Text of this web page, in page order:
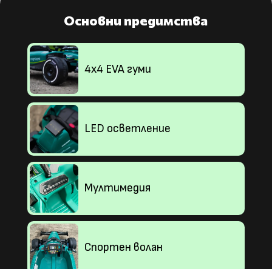
Основни предимства
4х4 EVA гуми
LED осветление
Мултимедия
Спортен волан